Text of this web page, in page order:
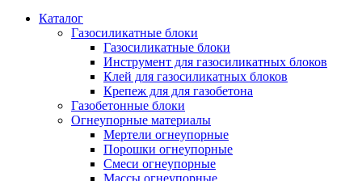
Каталог
Газосиликатные блоки
Газосиликатные блоки
Инструмент для газосиликатных блоков
Клей для газосиликатных блоков
Крепеж для для газобетона
Газобетонные блоки
Огнеупорные материалы
Мертели огнеупорные
Порошки огнеупорные
Смеси огнеупорные
Массы огнеупорные